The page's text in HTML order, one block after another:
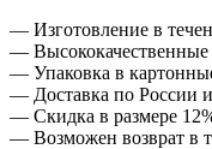
— Изготовление в
—
— Упаковка в
— Доставка по России
— Скидка в размере
— Возможен возврат в